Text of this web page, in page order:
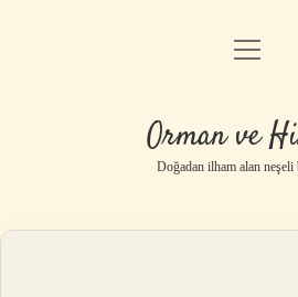
Anasayfa
Yasal Uyarı
menüyü
Orman ve
Doğadan ilham alan